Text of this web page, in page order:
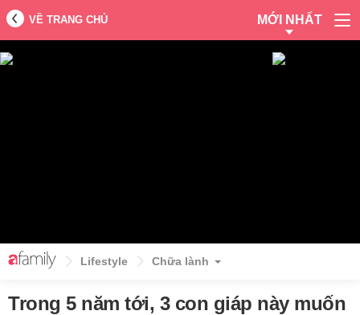
VỀ TRANG CHỦ MỚI NHẤT
Lifestyle Chữa lành
Trong 5 năm tới, 3 con giáp này muốn